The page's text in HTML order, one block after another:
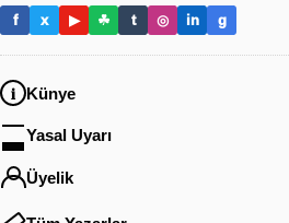
f x ▶ ☘ t ◎ in g
Künye
Yasal Uyarı
Üyelik